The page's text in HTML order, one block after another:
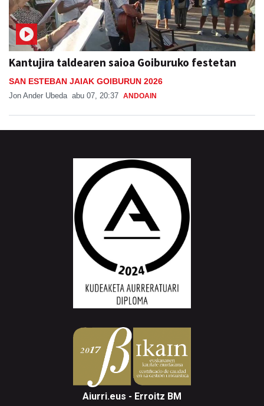
Kantujira taldearen saioa Goiburuko festetan
SAN ESTEBAN JAIAK GOIBURUN 2026
Jon Ander Ubeda abu 07, 20:37 ANDOAIN
Aiurri.eus - Erroitz BM